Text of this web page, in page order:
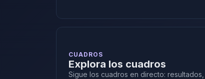
CUADROS
Explora los cuadros
Sigue los cuadros en directo: